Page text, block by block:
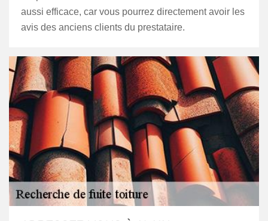
aussi efficace, car vous pourrez directement avoir les
avis des anciens clients du prestataire.